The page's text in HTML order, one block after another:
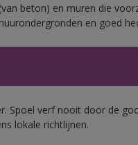
beton) en muren die
en goed
Spoel verf nooit door de
lokale richtlijnen.